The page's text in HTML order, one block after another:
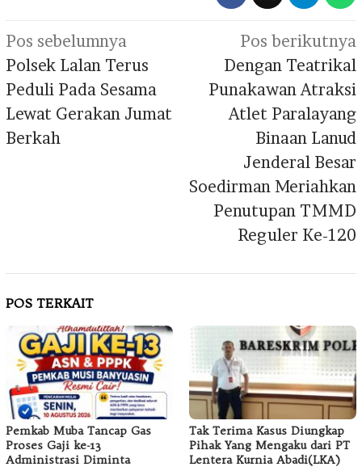
Navigasi
pos
Pos sebelumnya
Polsek Lalan Terus
Peduli Pada Sesama
Lewat Gerakan Jumat
Berkah
Pos berikutnya
Dengan Teatrikal
Punakawan Atraksi
Atlet Paralayang
Binaan Lanud
Jenderal Besar
Soedirman Meriahkan
Penutupan TMMD
Reguler Ke-120
POS TERKAIT
Pemkab Muba Tancap Gas
Proses Gaji ke-13
Administrasi Diminta
Tak Terima Kasus Diungkap
Pihak Yang Mengaku dari PT
Lentera Kurnia Abadi(LKA)